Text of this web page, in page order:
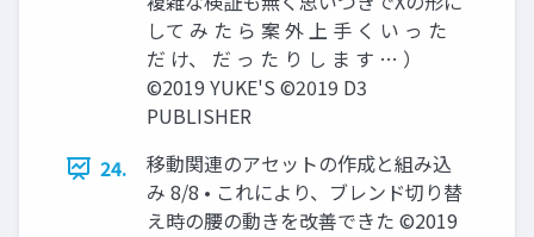
して み た ら 案 外 上 手 く い っ た
だ け、 だ っ た り し ま す … ）
©2019 YUKE'S ©2019 D3
PUBLISHER
24.
移動関連のアセットの作成と組み込
み 8/8 • これにより、ブレンド切り替
え時の腰の動きを改善できた ©2019